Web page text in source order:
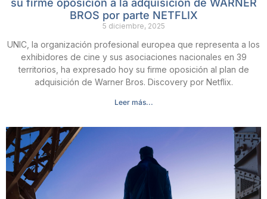
BROS por parte NETFLIX
5 diciembre, 2025
UNIC, la organización profesional europea que representa a los
exhibidores de cine y sus asociaciones nacionales en 39
territorios, ha expresado hoy su firme oposición al plan de
adquisición de Warner Bros. Discovery por Netflix.
Leer más...